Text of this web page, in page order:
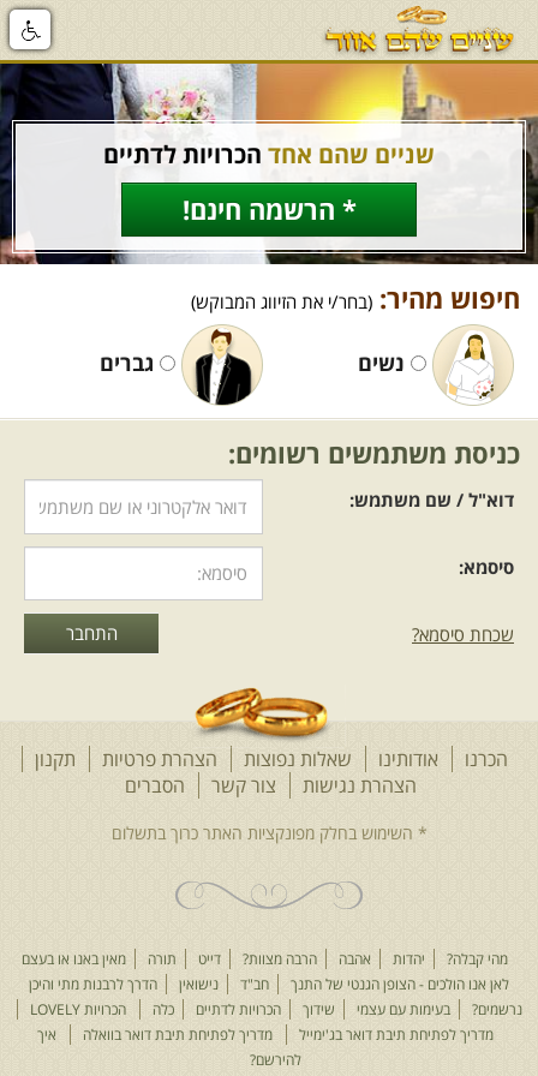
שניים שהם אחד הכרויות לדתיים
* הרשמה חינם!
חיפוש מהיר: (בחר/י את הזיווג המבוקש)
נשים גברים
כניסת משתמשים רשומים:
דוא"ל / שם משתמש:
סיסמא:
שכחת סיסמא?
הכרנו אודותינו שאלות נפוצות הצהרת פרטיות
תקנון
הצהרת נגישות
צור קשר הסברים
מהי קבלה? יהדות אהבה הרבה מצוות? דייט תורה
מאין באנו או בעצם
לאן אנו הולכים - הצופן הגנטי של התנך
חב"ד נישואין
הדרך לרבנות מתי והיכן
נרשמים?
בעימות עם עצמי שידוך הכרויות לדתיים כלה
הכרויות LOVELY
מדריך לפתיחת תיבת דואר בג'ימייל
מדריך לפתיחת תיבת דואר בוואלה
איך
להירשם?